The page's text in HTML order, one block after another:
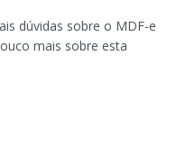
dúvidas sobre o MDF-e
mais sobre esta